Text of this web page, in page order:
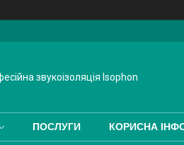
звукоізоляція Isophon
ПОСЛУГИ КОРИСНА